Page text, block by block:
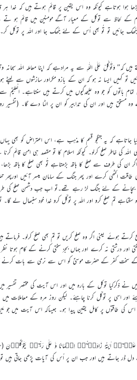
ہوا ہوتاہے کیونکہ وہ اس یقین پر قائم ہوتے ہیں کہ خدا
کے لحاظ سے توکل کے معیار آگے مومنین میں قائم ہو تے
تو تُو بھی اُس کے لئے جُھک جا اور اللہ پر توکل کر۔
کہ’’ وَتَوَکَّلْ عَلَی اللّٰہِ سے یہ مرادہے کہ اپنا معاملہ اللہ
تو کہیں ایسا نہ ہو کہ ان کے بازو مکراور سازشوں سے
باتوں کو جو وہ علیحدگیوں میں کرتے ہیں سنتاہے۔ الْعَلِیْمُ
کہ یہ جنگجو قسم کا مذہب ہے، اس اعتراض کو بھی یہاں
کی خاطر صلح کرلو۔ کیونکہ اسلام کا تو مقصد ہی امن قائم کرنا
کی طرف سے صلح کا ہاتھ بڑھتاہے تُو بھی صلح کا ہاتھ بڑھا،
اکٹھی کرے اور پھر جنگ کے سامان میسر آئیں اورپھر
بچانے کے لئے جنگ لڑ رہے تھے۔تو اب جب دشمن صلح کی
تم صلح کرو اور اللہ پر توکّل کرو خدا خود سنبھال لے
ہوئے یعنی اگر وہ صلح کریں تو تم بھی صلح کرلو۔ فرماتے
سختی اور درشتی نہ کرے اور جہاں بجز سختی کرنے کے کام ہوتا
کے سخت کفر کے حضرت موسیٰؑ کو اس سے نرمی سے بات کرنے
مَیں نے ذکرکیا توکل کے بارہ میں اور اس آیت کی مختصر
اور اسی پر توکّل کرنا چاہئے۔ لیکن روز مرہ کے معاملات
طاقتوں پر کامل یقین پیدا ہو۔ جیساکہ اس آیت میں جو مَیں
ڈر جاتے ہیں اور جب ان پر اُس کی آیات پڑھی جاتی ہیں تو